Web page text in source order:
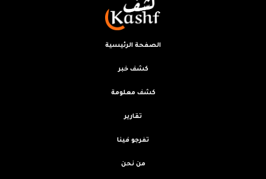
الصفحة الرئيسية
كشف خبر
كشف معلومة
تقارير
تفرجو فينا
من نحن